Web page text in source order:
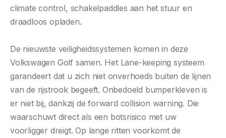
climate control, schakelpaddles aan het stuur en
draadloos opladen.
De nieuwste veiligheidssystemen komen in deze
Volkswagen Golf samen. Het Lane-keeping systeem
garandeert dat u zich niet onverhoeds buiten de lijnen
van de rijstrook begeeft. Onbedoeld bumperkleven is
er niet bij, dankzij de forward collision warning. Die
waarschuwt direct als een botsrisico met uw
voorligger dreigt. Op lange ritten voorkomt de